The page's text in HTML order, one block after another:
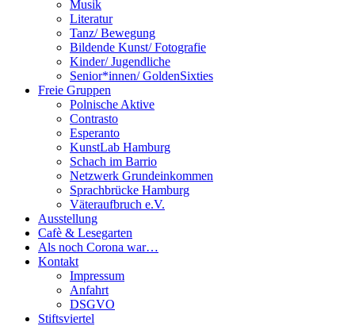
Musik
Literatur
Tanz/ Bewegung
Bildende Kunst/ Fotografie
Kinder/ Jugendliche
Senior*innen/ GoldenSixties
Freie Gruppen
Polnische Aktive
Contrasto
Esperanto
KunstLab Hamburg
Schach im Barrio
Netzwerk Grundeinkommen
Sprachbrücke Hamburg
Väteraufbruch e.V.
Ausstellung
Cafè & Lesegarten
Als noch Corona war…
Kontakt
Impressum
Anfahrt
DSGVO
Stiftsviertel